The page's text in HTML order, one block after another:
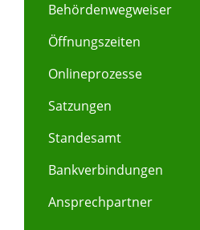
Behördenwegweiser
Öffnungszeiten
Onlineprozesse
Satzungen
Standesamt
Bankverbindungen
Ansprechpartner